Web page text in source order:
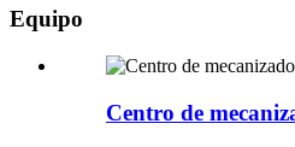
Equipo
Centro de